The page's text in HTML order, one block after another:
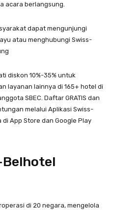
acara berlangsung.
dapat mengunjungi
atau menghubungi Swiss-
diskon 10%-35% untuk
layanan lainnya di 165+ hotel di
SBEC. Daftar GRATIS dan
melalui Aplikasi Swiss-
App Store dan Google Play
di 20 negara, mengelola